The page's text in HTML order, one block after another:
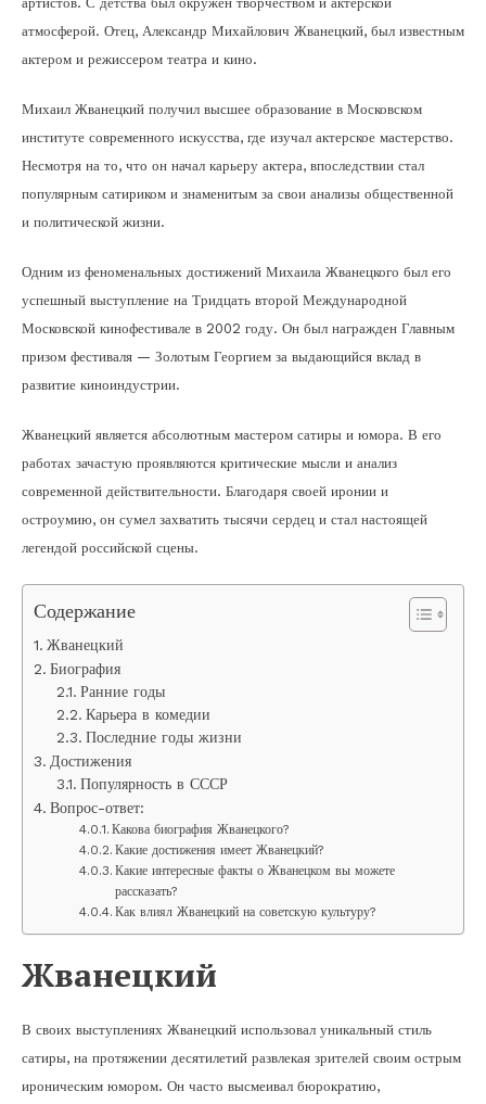
атмосферой. Отец, Александр Михайлович Жванецкий, был известным
актером и режиссером театра и кино.
Михаил Жванецкий получил высшее образование в Московском
институте современного искусства, где изучал актерское мастерство.
Несмотря на то, что он начал карьеру актера, впоследствии стал
популярным сатириком и знаменитым за свои анализы общественной
и политической жизни.
Одним из феноменальных достижений Михаила Жванецкого был его
успешный выступление на Тридцать второй Международной
Московской кинофестивале в 2002 году. Он был награжден Главным
призом фестиваля — Золотым Георгием за выдающийся вклад в
развитие киноиндустрии.
Жванецкий является абсолютным мастером сатиры и юмора. В его
работах зачастую проявляются критические мысли и анализ
современной действительности. Благодаря своей иронии и
остроумию, он сумел захватить тысячи сердец и стал настоящей
легендой российской сцены.
Содержание
Жванецкий
Биография
Ранние годы
Карьера в комедии
Последние годы жизни
Достижения
Популярность в СССР
Вопрос-ответ:
Какова биография Жванецкого?
Какие достижения имеет Жванецкий?
Какие интересные факты о Жванецком вы можете
рассказать?
Как влиял Жванецкий на советскую культуру?
Жванецкий
В своих выступлениях Жванецкий использовал уникальный стиль
сатиры, на протяжении десятилетий развлекая зрителей своим острым
ироническим юмором. Он часто высмеивал бюрократию,